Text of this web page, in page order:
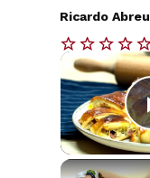
Ricardo Abreu